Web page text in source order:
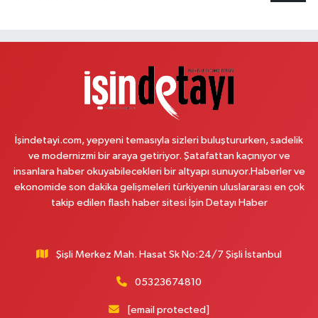
Reşitpaşa Mahallesi Tuncay Artun Caddesi No:10B Altınokta Körler Vakfı
Plevne Eczanesi
Mevlana Mahallesi İbrahim Hayırlıoğlu Caddesi 6 3 PLEVNE KONUTLARI
0 (212) 823 53 43 Yol Tarifi Al
Siyavuşpaşa Mahallesi Adnan Kahveci Bulvarı 154 B MEMORIAL
İşindetayi.com, yepyeni temasıyla sizleri buluştururken, sadelik
ve modernizmi bir araya getiriyor. Şatafattan kaçınıyor ve
insanlara haber okuyabilecekleri bir altyapı sunuyor.Haberler ve
ekonomide son dakika gelişmeleri türkiyenin uluslararası en çok
takip edilen flash haber sitesi İşin Detayı Haber
Şişli Merkez Mah. Hasat Sk No:24/7 Şişli İstanbul
05323674810
[email protected]